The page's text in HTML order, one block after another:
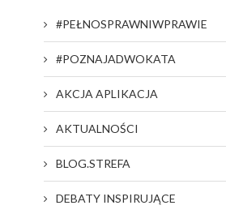
#PEŁNOSPRAWNIWPRAWIE
#POZNAJADWOKATA
AKCJA APLIKACJA
AKTUALNOŚCI
BLOG.STREFA
DEBATY INSPIRUJĄCE